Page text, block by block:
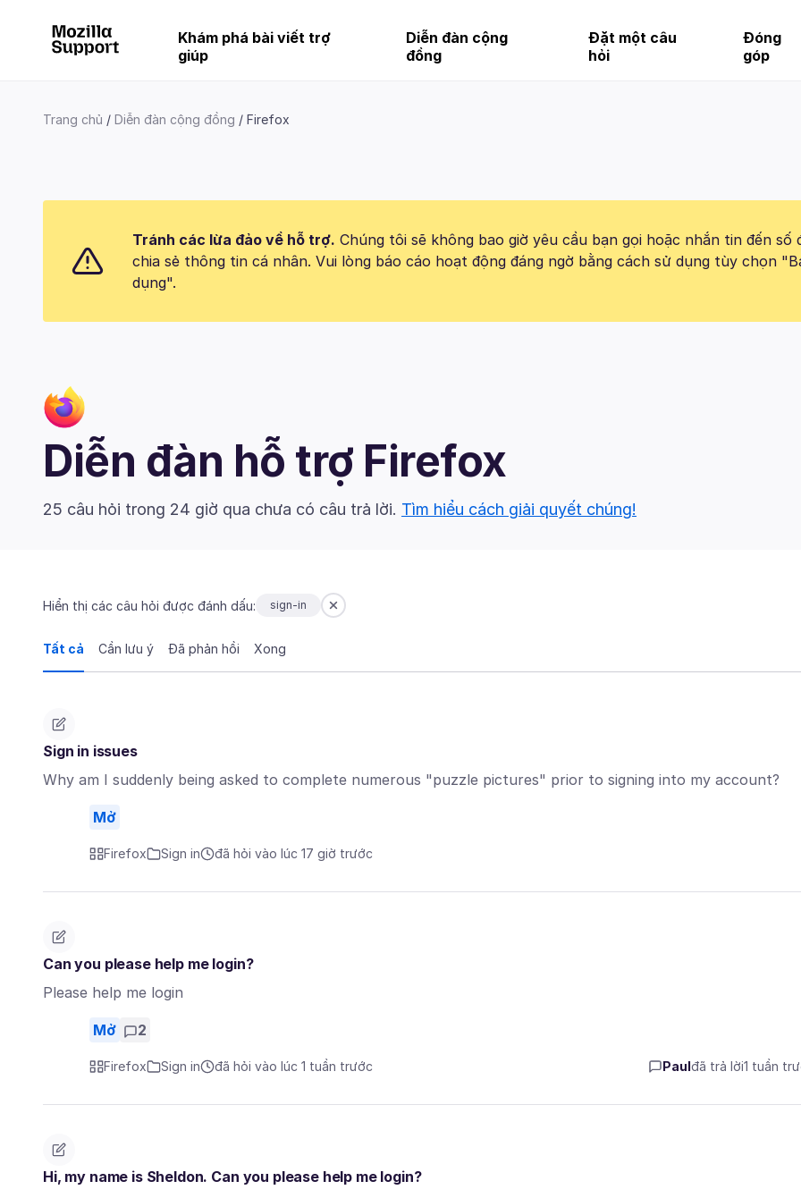
Khám phá bài viết trợ
giúp
Diễn đàn cộng
đồng
Đặt một câu
hỏi
Đóng
góp
Trang chủ Diễn đàn cộng đồng Firefox
Tránh các lừa đảo về hỗ trợ. Chúng tôi sẽ không bao giờ yêu cầu bạn gọi hoặc nhắn tin đến số
chia sẻ thông tin cá nhân. Vui lòng báo cáo hoạt động đáng ngờ bằng cách sử dụng tùy chọn
dụng".
Diễn đàn hỗ trợ Firefox
25 câu hỏi trong 24 giờ qua chưa có câu trả lời. Tìm hiểu cách giải quyết chúng!
Hiển thị các câu hỏi được đánh dấu: sign-in
Tất cả Cần lưu ý Đã phản hồi Xong
Sign in issues
Why am I suddenly being asked to complete numerous "puzzle pictures" prior to signing into my account?
Mở
Firefox Sign in đã hỏi vào lúc 17 giờ trước
Can you please help me login?
Please help me login
Mở 2
Firefox Sign in đã hỏi vào lúc 1 tuần trước Paulđã trả lời1 tuần
Hi, my name is Sheldon. Can you please help me login?